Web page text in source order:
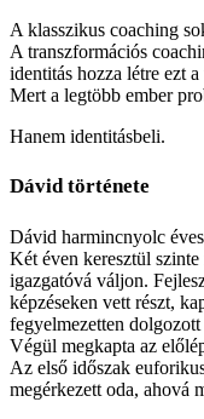
A klasszikus coaching
A transzformációs
identitás hozza létre ezt
Mert a legtöbb ember
Hanem identitásbeli.
Dávid története
Dávid harmincnyolc
Két éven keresztül
igazgatóvá váljon.
képzéseken vett részt,
fegyelmezetten dolgozott
Végül megkapta az
Az első időszak
megérkezett oda, ahová